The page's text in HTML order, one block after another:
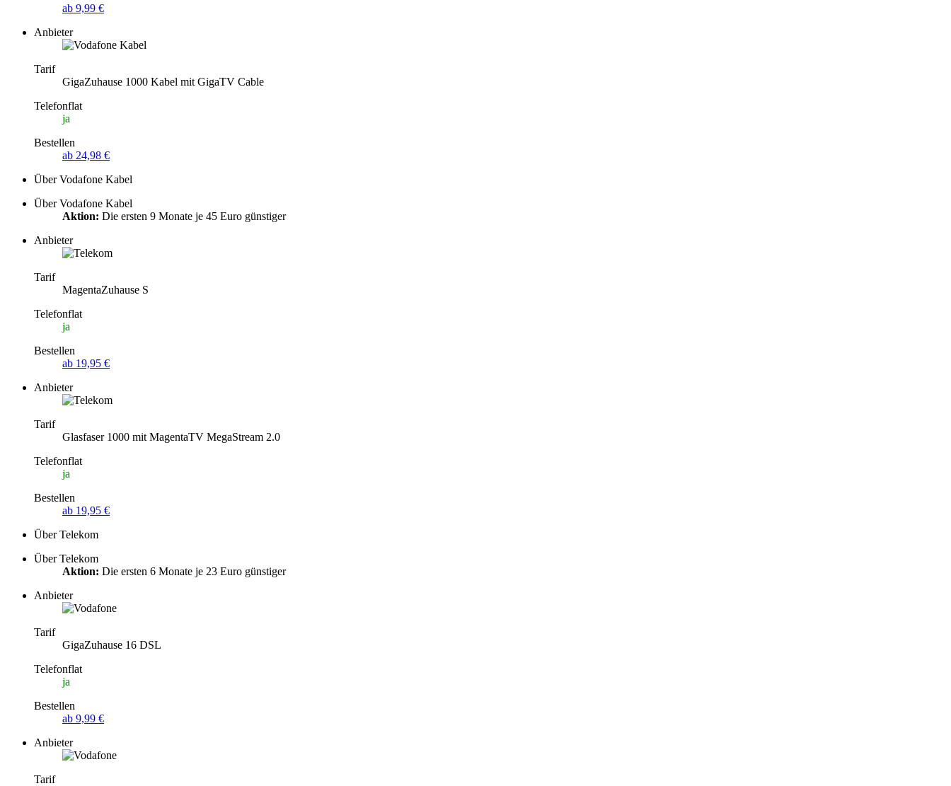
ab 9,99 €
Anbieter
Tarif
GigaZuhause 1000 Kabel mit GigaTV Cable
Telefonflat
ja
Bestellen
ab 24,98 €
Über Vodafone Kabel
Über Vodafone Kabel
Aktion: Die ersten 9 Monate je 45 Euro günstiger
Anbieter
Tarif
MagentaZuhause S
Telefonflat
ja
Bestellen
ab 19,95 €
Anbieter
Tarif
Glasfaser 1000 mit MagentaTV MegaStream 2.0
Telefonflat
ja
Bestellen
ab 19,95 €
Über Telekom
Über Telekom
Aktion: Die ersten 6 Monate je 23 Euro günstiger
Anbieter
Tarif
GigaZuhause 16 DSL
Telefonflat
ja
Bestellen
ab 9,99 €
Anbieter
Tarif